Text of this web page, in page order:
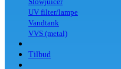
UV filter/lampe
Vandtank
VVS (metal)
Tilbud